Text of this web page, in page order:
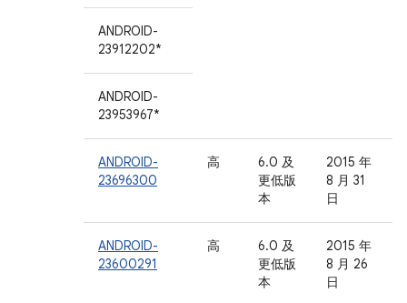
ANDROID-
23912202*
ANDROID-
23953967*
ANDROID-
23696300
高
6.0 及
更低版
本
2015 年
8 月 31
日
ANDROID-
23600291
高
6.0 及
更低版
本
2015 年
8 月 26
日